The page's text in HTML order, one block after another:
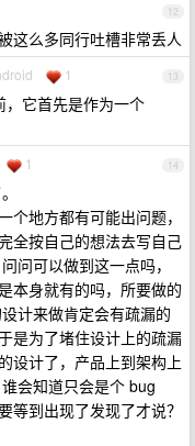
12
这么多同行吐槽非常丢人
13
1
它首先是作为一个
14
1
个地方都有可能出问题，
全按自己的想法去写自己
问可以做到这一点吗，
本身就有的吗，所要做的
计来做肯定会有疏漏的
是为了堵住设计上的疏漏
设计了，产品上到架构上
会知道只会是个 bug
等到出现了发现了才说？